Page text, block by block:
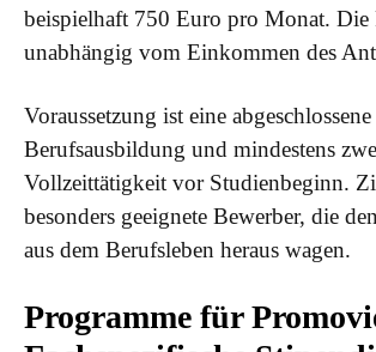
beispielhaft 750 Euro pro Monat. Die
unabhängig vom Einkommen des
Voraussetzung ist eine abgeschlossene
Berufsausbildung und mindestens
Vollzeittätigkeit vor Studienbeginn.
besonders geeignete Bewerber, die
aus dem Berufsleben heraus wagen.
Programme für